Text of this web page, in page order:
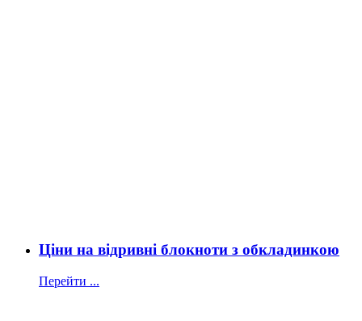
Ціни на відривні блокноти з обкладинкою
Перейти ...